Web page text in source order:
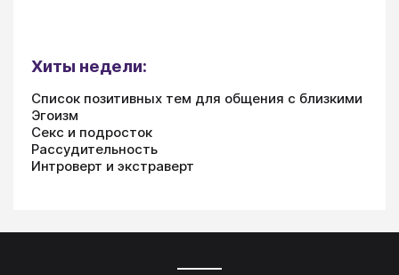
Хиты недели:
Список позитивных тем для общения с близкими
Эгоизм
Секс и подросток
Рассудительность
Интроверт и экстраверт